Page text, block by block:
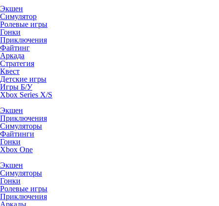
Экшен
Симулятор
Ролевые игры
Гонки
Приключения
Файтинг
Аркада
Стратегия
Квест
Детские игры
Игры Б/У
Xbox Series X/S
Экшен
Приключения
Симуляторы
Файтинги
Гонки
Xbox One
Экшен
Симуляторы
Гонки
Ролевые игры
Приключения
Аркады